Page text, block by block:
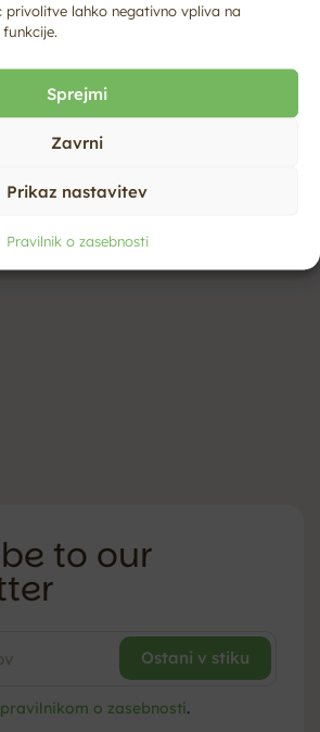
privolitve lahko negativno vpliva na
Sprejmi
Zavrni
Prikaz nastavitev
Pravilnik o zasebnosti
to our
pravilnikom o zasebnosti.